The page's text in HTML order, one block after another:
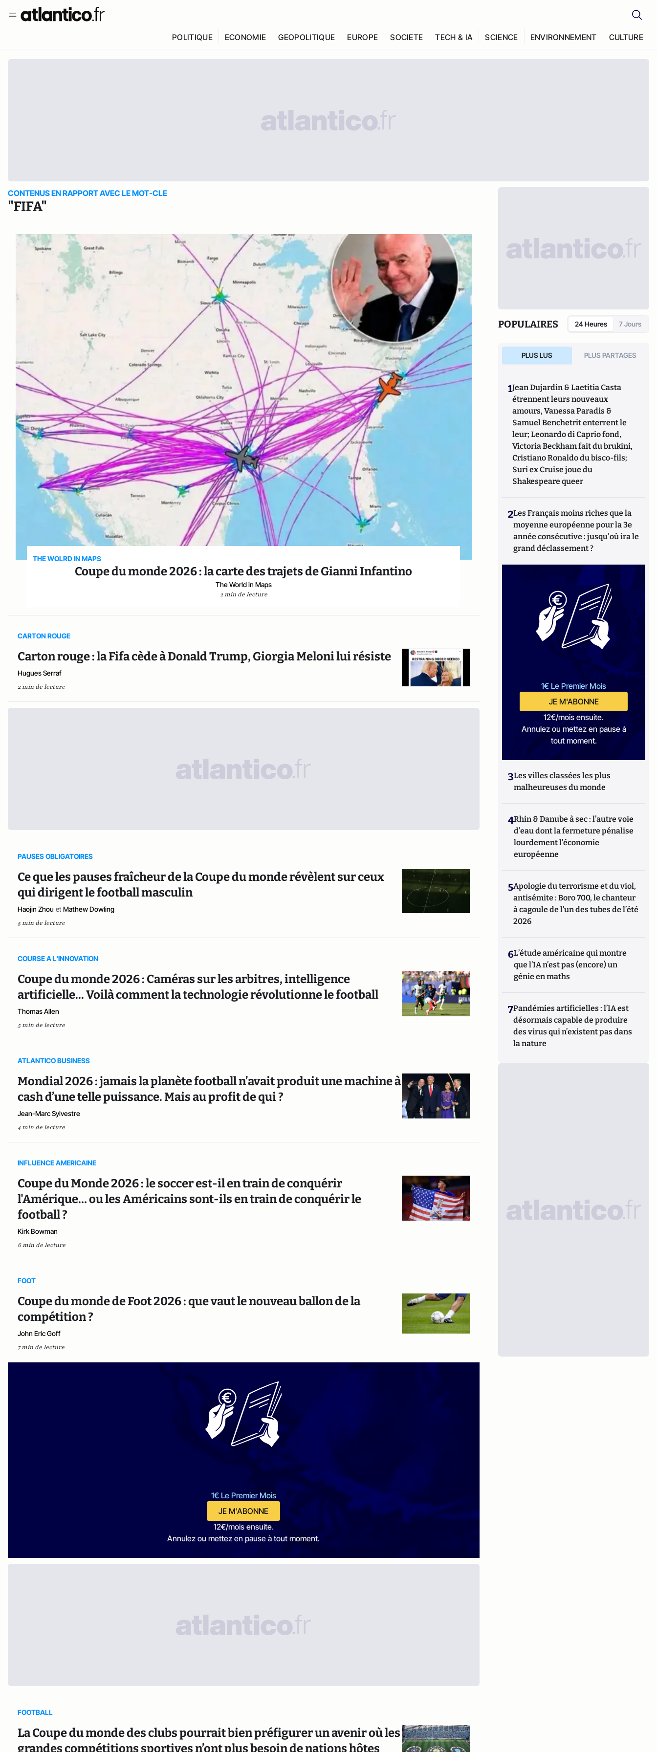
POLITIQUE ECONOMIE GEOPOLITIQUE EUROPE SOCIETE TECH & IA SCIENCE ENVIRONNEMENT CULTURE
CONTENUS EN RAPPORT AVEC LE MOT-CLE
"FIFA"
THE WOLRD IN MAPS
Coupe du monde 2026 : la carte des trajets de Gianni Infantino
The World in Maps
2 min de lecture
CARTON ROUGE
Carton rouge : la Fifa cède à Donald Trump, Giorgia Meloni lui résiste
Hugues Serraf
2 min de lecture
PAUSES OBLIGATOIRES
Ce que les pauses fraîcheur de la Coupe du monde révèlent sur ceux
qui dirigent le football masculin
Haojin Zhou et Mathew Dowling
5 min de lecture
COURSE A L'INNOVATION
Coupe du monde 2026 : Caméras sur les arbitres, intelligence
artificielle... Voilà comment la technologie révolutionne le football
Thomas Allen
5 min de lecture
ATLANTICO BUSINESS
Mondial 2026 : jamais la planète football n’avait produit une machine à
cash d’une telle puissance. Mais au profit de qui ?
Jean-Marc Sylvestre
4 min de lecture
INFLUENCE AMERICAINE
Coupe du Monde 2026 : le soccer est-il en train de conquérir
l'Amérique… ou les Américains sont-ils en train de conquérir le
football ?
Kirk Bowman
6 min de lecture
FOOT
Coupe du monde de Foot 2026 : que vaut le nouveau ballon de la
compétition ?
John Eric Goff
7 min de lecture
1€ Le Premier Mois
JE M'ABONNE
12€/mois ensuite.
Annulez ou mettez en pause à tout moment.
FOOTBALL
La Coupe du monde des clubs pourrait bien préfigurer un avenir où les
grandes compétitions sportives n’ont plus besoin de nations hôtes
POPULAIRES 24 Heures 7 Jours
PLUS LUS PLUS PARTAGES
1Jean Dujardin & Laetitia Casta
étrennent leurs nouveaux
amours, Vanessa Paradis &
Samuel Benchetrit enterrent le
leur; Leonardo di Caprio fond,
Victoria Beckham fait du brukini,
Cristiano Ronaldo du bisco-fils;
Suri ex Cruise joue du
Shakespeare queer
2Les Français moins riches que la
moyenne européenne pour la 3e
année consécutive : jusqu'où ira le
grand déclassement ?
1€ Le Premier Mois
JE M'ABONNE
12€/mois ensuite.
Annulez ou mettez en pause à
tout moment.
3Les villes classées les plus
malheureuses du monde
4Rhin & Danube à sec : l’autre voie
d’eau dont la fermeture pénalise
lourdement l’économie
européenne
5Apologie du terrorisme et du viol,
antisémite : Boro 700, le chanteur
à cagoule de l’un des tubes de l’été
2026
6L’étude américaine qui montre
que l’IA n’est pas (encore) un
génie en maths
7Pandémies artificielles : l’IA est
désormais capable de produire
des virus qui n’existent pas dans
la nature